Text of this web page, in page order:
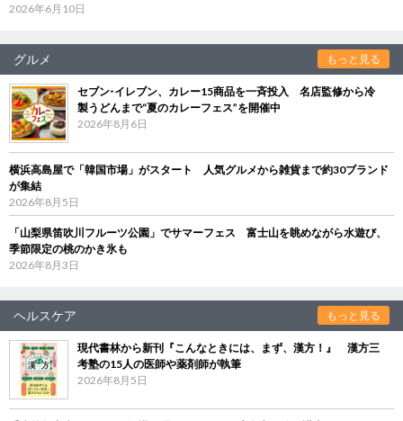
2026年6月10日
グルメ もっと見る
セブン‐イレブン、カレー15商品を一斉投入 名店監修から冷
製うどんまで“夏のカレーフェス”を開催中
2026年8月6日
横浜高島屋で「韓国市場」がスタート 人気グルメから雑貨まで約30ブランド
が集結
2026年8月5日
「山梨県笛吹川フルーツ公園」でサマーフェス 富士山を眺めながら水遊び、
季節限定の桃のかき氷も
2026年8月3日
ヘルスケア もっと見る
現代書林から新刊『こんなときには、まず、漢方！』 漢方三
考塾の15人の医師や薬剤師が執筆
2026年8月5日